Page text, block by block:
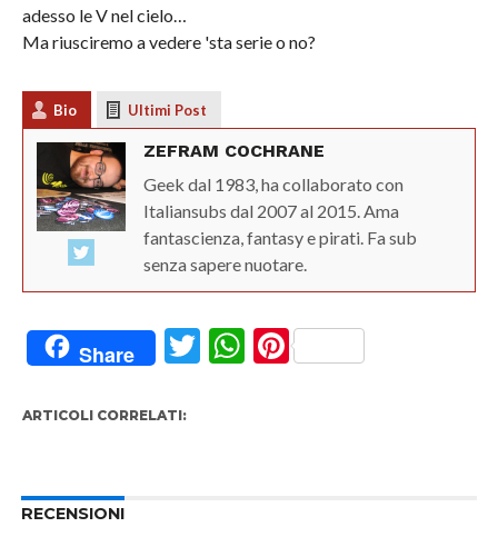
adesso le V nel cielo…
Ma riusciremo a vedere 'sta serie o no?
Bio Ultimi Post
ZEFRAM COCHRANE
Geek dal 1983, ha collaborato con
Italiansubs dal 2007 al 2015. Ama
fantascienza, fantasy e pirati. Fa sub
senza sapere nuotare.
Share Twitter
WhatsApp
Pinterest
ARTICOLI CORRELATI:
RECENSIONI